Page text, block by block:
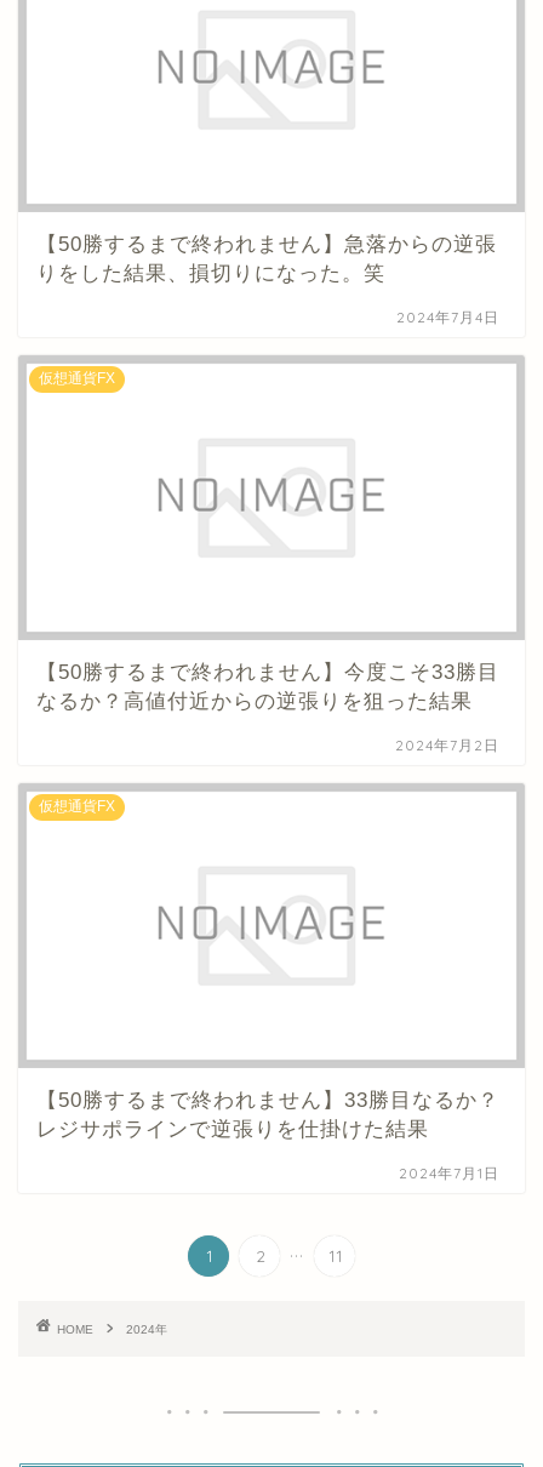
【50勝するまで終われません】急落からの逆張
りをした結果、損切りになった。笑
2024年7月4日
仮想通貨FX
【50勝するまで終われません】今度こそ33勝目
なるか？高値付近からの逆張りを狙った結果
2024年7月2日
仮想通貨FX
【50勝するまで終われません】33勝目なるか？
レジサポラインで逆張りを仕掛けた結果
2024年7月1日
1 2 ... 11
HOME 2024年